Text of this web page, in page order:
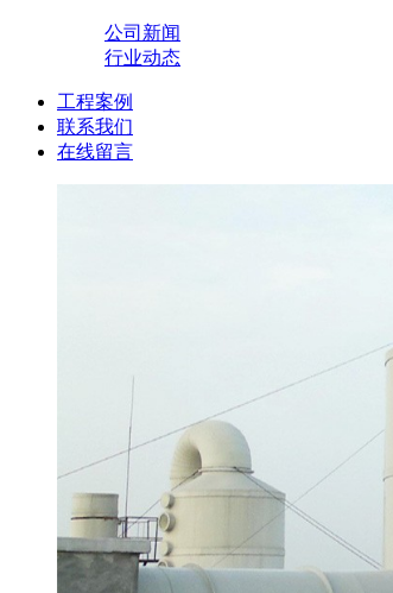
公司新闻
行业动态
工程案例
联系我们
在线留言